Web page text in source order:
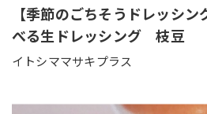
【季節のごちそうドレッシ
べる生ドレッシング 枝豆
イトシママサキプラス